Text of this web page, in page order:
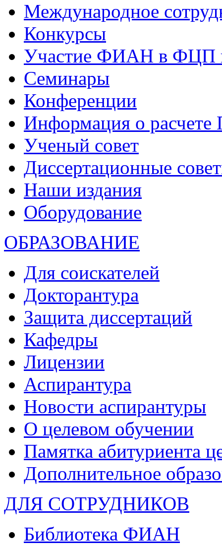
Международное
Конкурсы
Участие ФИАН в ФЦП
Семинары
Конференции
Информация о
Ученый совет
Диссертационные
Наши издания
Оборудование
ОБРАЗОВАНИЕ
Для соискателей
Докторантура
Защита диссертаций
Кафедры
Лицензии
Аспирантура
Новости аспирантуры
О целевом обучении
Памятка абитуриента
Дополнительное
ДЛЯ СОТРУДНИКОВ
Библиотека ФИАН